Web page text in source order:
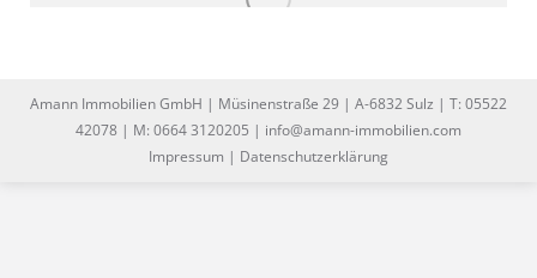
Amann Immobilien GmbH | Müsinenstraße 29 | A-6832 Sulz | T: 05522
42078 | M: 0664 3120205 | info@amann-immobilien.com
Impressum | Datenschutzerklärung